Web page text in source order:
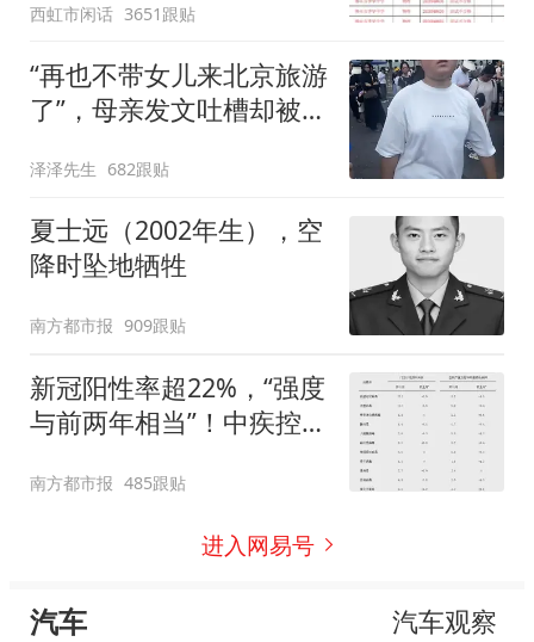
公平能否守住
西虹市闲话 3651跟贴
“再也不带女儿来北京旅游
了”，母亲发文吐槽却被
泽泽先生 682跟贴
夏士远（2002年生），空
降时坠地牺牲
南方都市报 909跟贴
新冠阳性率超22%，“强度
与前两年相当”！中疾控最
南方都市报 485跟贴
进入网易号
汽车
汽车观察